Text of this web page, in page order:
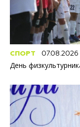
СПОРТ 07.08.2026
День